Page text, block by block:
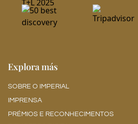
Explora más
SOBRE O IMPERIAL
IMPRENSA
PRÉMIOS E RECONHECIMENTOS